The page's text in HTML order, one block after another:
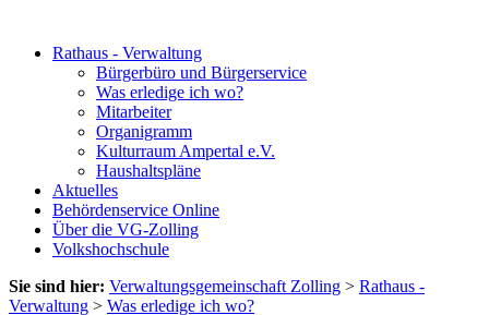
Rathaus - Verwaltung
Bürgerbüro und Bürgerservice
Was erledige ich wo?
Mitarbeiter
Organigramm
Kulturraum Ampertal e.V.
Haushaltspläne
Aktuelles
Behördenservice Online
Über die VG-Zolling
Volkshochschule
Sie sind hier: Verwaltungsgemeinschaft Zolling > Rathaus -
Verwaltung > Was erledige ich wo?